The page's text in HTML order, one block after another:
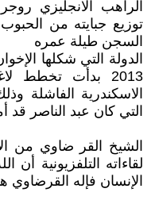
الراهب الانجليزي
توزيع جبايته من
السجن طيلة عمره
الدولة التي شكلها
2013 بدأت تخطط
الاسكندرية الفاشلة
التي كان عبد الناصر قد
الشيخ القر ضاوي من
لقاءاته التلفزيونية
الإنسان فإله القرضاوي